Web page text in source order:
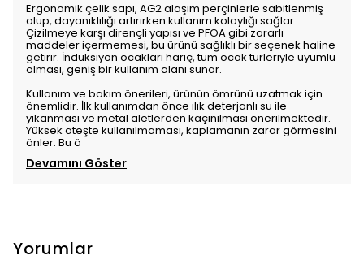
Ergonomik çelik sapı, AG2 alaşım perçinlerle sabitlenmiş
olup, dayanıklılığı artırırken kullanım kolaylığı sağlar.
Çizilmeye karşı dirençli yapısı ve PFOA gibi zararlı
maddeler içermemesi, bu ürünü sağlıklı bir seçenek haline
getirir. İndüksiyon ocakları hariç, tüm ocak türleriyle uyumlu
olması, geniş bir kullanım alanı sunar.
Kullanım ve bakım önerileri, ürünün ömrünü uzatmak için
önemlidir. İlk kullanımdan önce ılık deterjanlı su ile
yıkanması ve metal aletlerden kaçınılması önerilmektedir.
Yüksek ateşte kullanılmaması, kaplamanın zarar görmesini
önler. Bu ö
Devamını Göster
Yorumlar